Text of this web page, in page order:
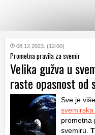
KATEGORIJE
HRVATSKI
WEB
08.12.2023. (12:00)
Prometna pravila za svemir
Velika gužva u
raste opasnost od
Sve je
prometna
svemiru.